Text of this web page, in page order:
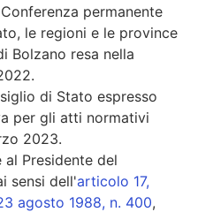
permanente
le regioni e le province
Bolzano resa nella
di Stato espresso
per gli atti normativi
2023.
Presidente del
sensi dell'articolo 17,
agosto 1988, n. 400,